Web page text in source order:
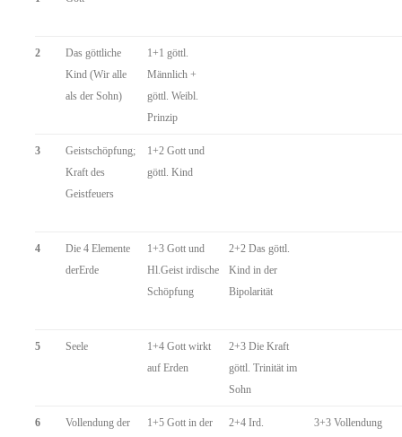
2
Das göttliche
Kind (Wir alle
als der Sohn)
1+1 göttl.
Männlich +
göttl. Weibl.
Prinzip
3
Geistschöpfung;
Kraft des
Geistfeuers
1+2 Gott und
göttl. Kind
4
Die 4 Elemente
derErde
1+3 Gott und
Hl.Geist irdische
Schöpfung
2+2 Das göttl.
Kind in der
Bipolarität
5 Seele
1+4 Gott wirkt
auf Erden
2+3 Die Kraft
göttl. Trinität im
Sohn
6
Vollendung der
1+5 Gott in der
2+4 Ird.
3+3 Vollendung